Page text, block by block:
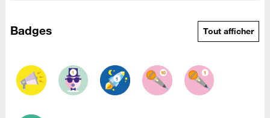
Badges Tout afficher